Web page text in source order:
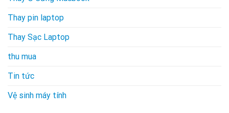
Thay pin laptop
Thay Sạc Laptop
thu mua
Tin tức
Vệ sinh máy tính